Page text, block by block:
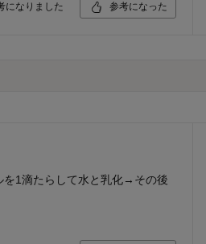
になりました 参考になった
を1滴たらして水と乳化→その後